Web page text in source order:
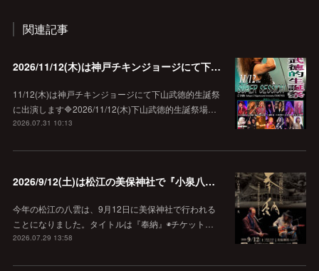
関連記事
2026/11/12(木)は神戸チキンジョージにて下山武徳的生誕祭に出演します♪
11/12(木)は神戸チキンジョージにて下山武徳的生誕祭
に出演します🔷2026/11/12(木)下山武徳的生誕祭場…
2026.07.31 10:13
2026/9/12(土)は松江の美保神社で『小泉八雲朗読のしらべ』
今年の松江の八雲は、9月12日に美保神社で行われる
ことになりました。タイトルは『奉納』◉チケット…
2026.07.29 13:58